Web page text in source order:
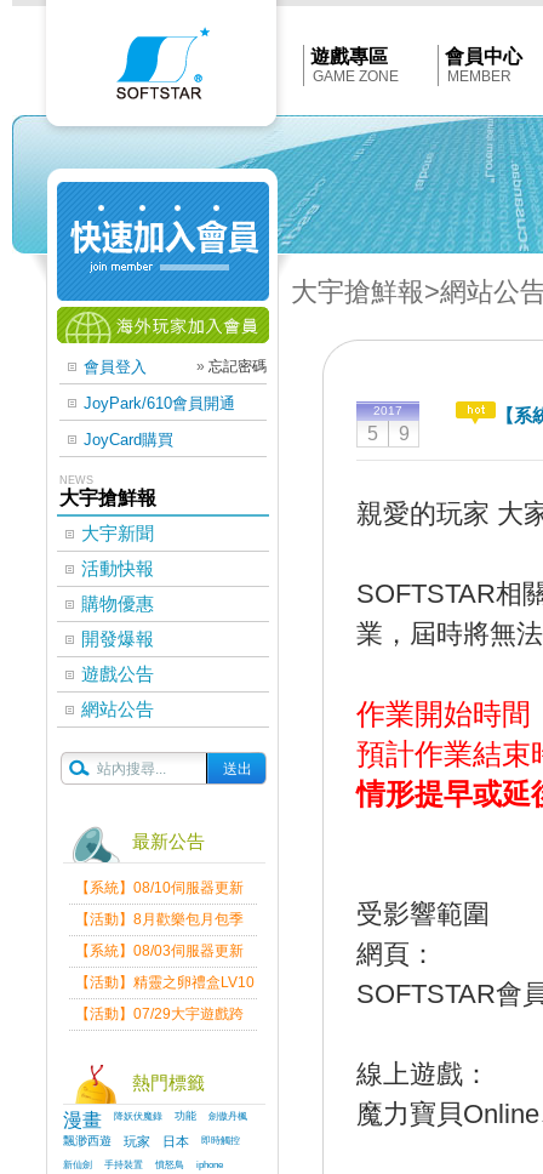
Softstar
遊戲專區
GAME ZONE
會員中心
MEMBER
會員登入 » 忘記密碼
JoyPark/610會員開通
JoyCard購買
NEWS
大宇搶鮮報
大宇新聞
活動快報
購物優惠
開發爆報
遊戲公告
網站公告
最新公告
【系統】08/10伺服器更新
維護公告
【活動】8月歡樂包月包季
送
【系統】08/03伺服器更新
維護公告
【活動】精靈之卵禮盒LV10
限量發送中
【活動】07/29大宇遊戲跨
熱門標籤
漫畫 降妖伏魔錄 功能 劍傲丹楓
飄渺西遊 玩家 日本
即時觸控
新仙劍
手持裝置 憤怒鳥
iphone
大宇搶鮮報>網站公
2017
5 9
【
親愛的玩家 大
SOFTSTAR相
業，屆時將無
作業開始時間
預計作業結束
情形提早或延
受影響範圍
網頁：
SOFTSTAR會
線上遊戲：
魔力寶貝